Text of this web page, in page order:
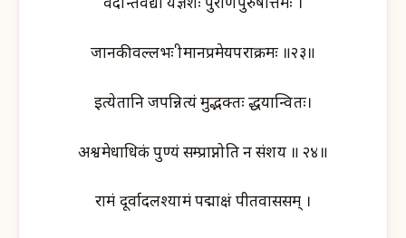
वेदान्तवेद्यो यज्ञेशः पुराणपुरुषोत्तमः ।
जानकीवल्लभः श्रीमानप्रमेयपराक्रमः ॥२३॥
इत्येतानि जपन्नित्यं मुद्भक्तः श्रद्धयान्वितः।
अश्वमेधाधिकं पुण्यं सम्प्राप्नोति न संशय ॥ २४॥
रामं दूर्वादलश्यामं पद्माक्षं पीतवाससम् ।